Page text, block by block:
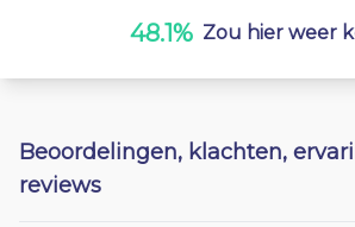
48.1% Zou hier weer
Beoordelingen, klachten,
reviews